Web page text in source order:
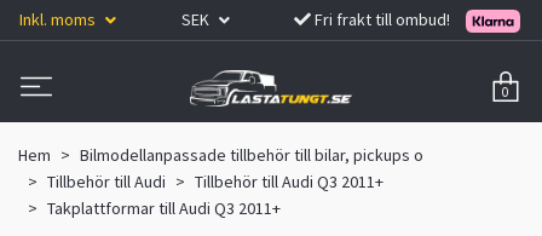
Inkl. moms SEK Fri frakt till ombud!
0
Hem
Bilmodellanpassade tillbehör till bilar, pickups o
Tillbehör till Audi
Tillbehör till Audi Q3 2011+
Takplattformar till Audi Q3 2011+